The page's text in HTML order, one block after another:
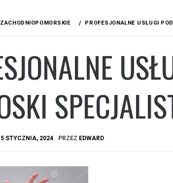
ZACHODNIOPOMORSKIE PROFESJONALNE USŁUGI
5 STYCZNIA, 2024 PRZEZ EDWARD